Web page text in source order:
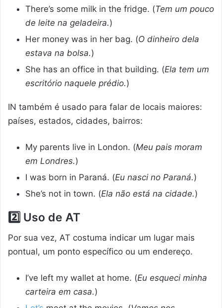
There’s some milk in the fridge. (Tem um pouco
de leite na geladeira.)
Her money was in her bag. (O dinheiro dela
estava na bolsa.)
She has an office in that building. (Ela tem um
escritório naquele prédio.)
IN também é usado para falar de locais maiores:
países, estados, cidades, bairros:
My parents live in London. (Meu pais moram
em Londres.)
I was born in Paraná. (Eu nasci no Paraná.)
She’s not in town. (Ela não está na cidade.)
2️⃣ Uso de AT
Por sua vez, AT costuma indicar um lugar mais
pontual, um ponto específico ou um endereço.
I’ve left my wallet at home. (Eu esqueci minha
carteira em casa.)